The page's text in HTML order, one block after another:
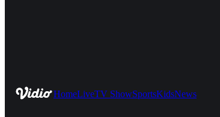
HomeLiveTV ShowSportsKidsNews